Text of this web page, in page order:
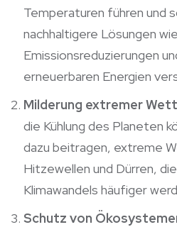
Temperaturen führen und
nachhaltigere Lösungen wie
Emissionsreduzierungen
erneuerbaren Energien
Milderung extremer
die Kühlung des Planeten
dazu beitragen, extreme
Hitzewellen und Dürren,
Klimawandels häufiger
Schutz von